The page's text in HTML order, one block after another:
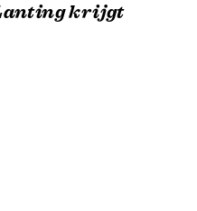
Lanting krijgt